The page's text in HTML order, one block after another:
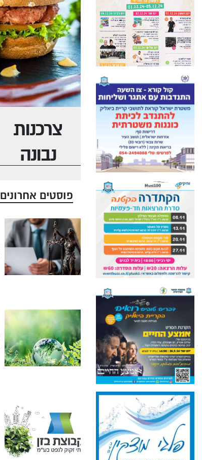
צרכנות
נבונה
פוסטים אחרונים